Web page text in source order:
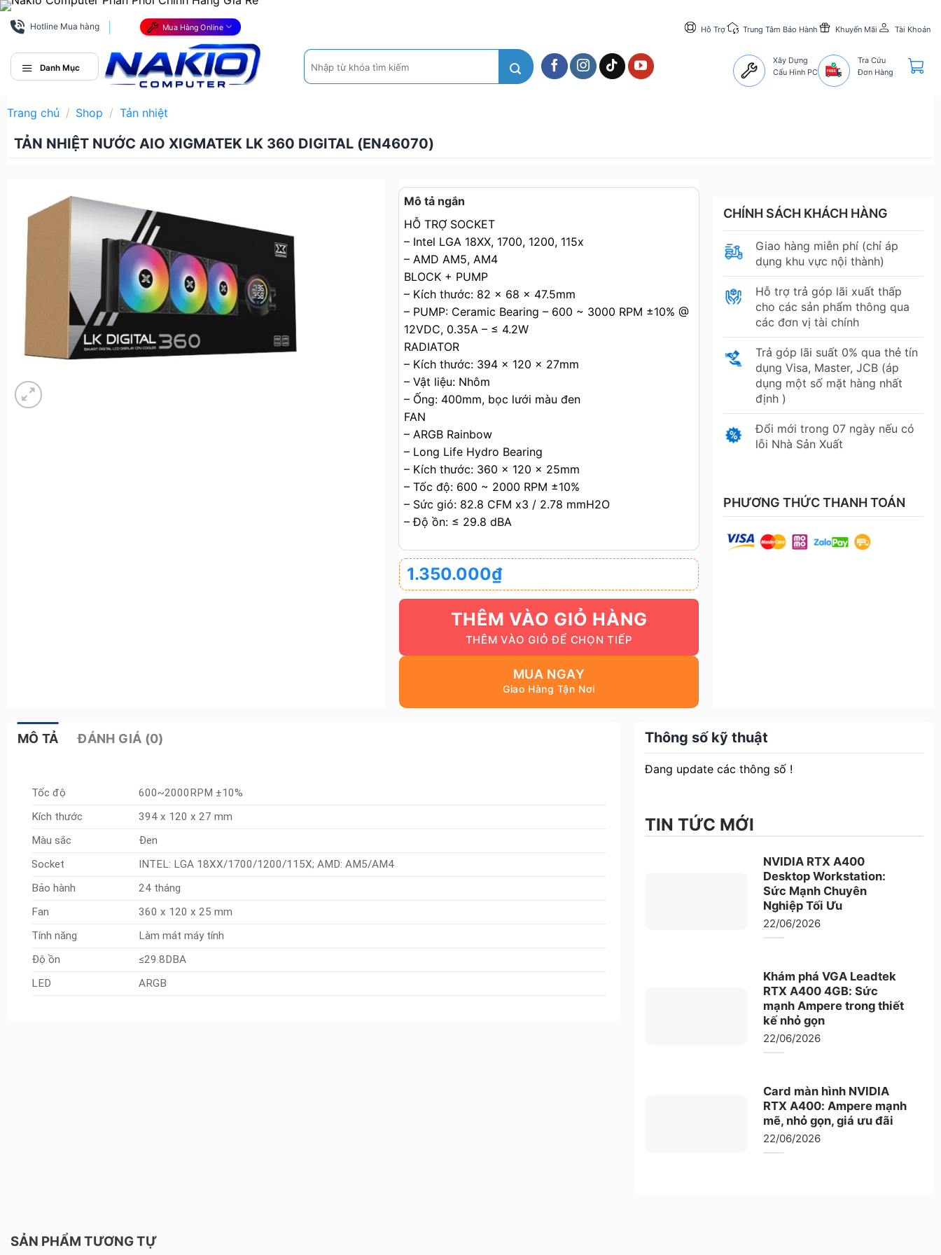
Bỏ
qua
dung
Hotline Mua hàng Mua Hàng Online Hỗ Trợ Trung Tâm Bảo Hành Khuyến Mãi Tài Khoản
Danh Mục
Tìm
kiếm:
Xây Dựng
Cấu Hình PC
Tra Cứu
Đơn Hàng
Trang chủ / Shop / Tản nhiệt
TẢN NHIỆT NƯỚC AIO XIGMATEK LK 360 DIGITAL (EN46070)
Mô tả ngắn
HỖ TRỢ SOCKET
– Intel LGA 18XX, 1700, 1200, 115x
– AMD AM5, AM4
BLOCK + PUMP
– Kích thước: 82 x 68 x 47.5mm
– PUMP: Ceramic Bearing – 600 ~ 3000 RPM ±10% @
12VDC, 0.35A – ≤ 4.2W
RADIATOR
– Kích thước: 394 x 120 x 27mm
– Vật liệu: Nhôm
– Ống: 400mm, bọc lưới màu đen
FAN
– ARGB Rainbow
– Long Life Hydro Bearing
– Kích thước: 360 x 120 x 25mm
– Tốc độ: 600 ~ 2000 RPM ±10%
– Sức gió: 82.8 CFM x3 / 2.78 mmH2O
– Độ ồn: ≤ 29.8 dBA
1.350.000₫
THÊM VÀO GIỎ HÀNG
MUA NGAY
CHÍNH SÁCH KHÁCH HÀNG
Giao hàng miễn phí (chỉ áp
dụng khu vực nội thành)
Hỗ trợ trả góp lãi xuất thấp
cho các sản phẩm thông qua
các đơn vị tài chính
Trả góp lãi suất 0% qua thẻ tín
dụng Visa, Master, JCB (áp
dụng một số mặt hàng nhất
định )
Đổi mới trong 07 ngày nếu có
lỗi Nhà Sản Xuất
PHƯƠNG THỨC THANH TOÁN
MÔ TẢ ĐÁNH GIÁ (0)
Tốc độ
600~2000RPM ±10%
Kích thước
394 x 120 x 27 mm
Màu sắc
Đen
Socket
INTEL: LGA 18XX/1700/1200/115X; AMD: AM5/AM4
Bảo hành
24 tháng
Fan
360 x 120 x 25 mm
Tính năng
Làm mát máy tính
Độ ồn
≤29.8DBA
LED
ARGB
Thông số kỹ thuật
Đang update các thông số !
TIN TỨC MỚI
NVIDIA RTX A400
Desktop Workstation:
Sức Mạnh Chuyên
Nghiệp Tối Ưu
22/06/2026
Khám phá VGA Leadtek
RTX A400 4GB: Sức
mạnh Ampere trong thiết
kế nhỏ gọn
22/06/2026
Card màn hình NVIDIA
RTX A400: Ampere mạnh
mẽ, nhỏ gọn, giá ưu đãi
22/06/2026
SẢN PHẨM TƯƠNG TỰ